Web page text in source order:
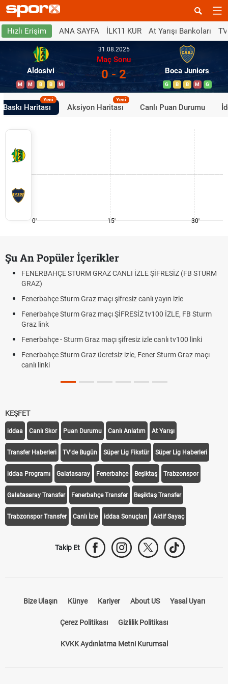
Hızlı Erişim ANA SAYFA İLK11 KUR At Yarışı Bankoları
Aldosivi
M M B B M
31.08.2025
Maç Sonu
0 - 2 Boca Juniors
G B B M G
Baskı Haritası
Yeni
Aksiyon Haritası
Yeni
Canlı Puan Durumu
0' 15' 30'
Şu An Popüler İçerikler
FENERBAHÇE STURM GRAZ CANLI İZLE ŞİFRESİZ (FB STURM
GRAZ)
Fenerbahçe Sturm Graz maçı şifresiz canlı yayın izle
Fenerbahçe Sturm Graz maçı ŞİFRESİZ tv100 İZLE, FB Sturm
Graz link
Fenerbahçe - Sturm Graz maçı şifresiz izle canlı tv100 linki
Fenerbahçe Sturm Graz ücretsiz izle, Fener Sturm Graz maçı
canlı linki
KEŞFET
iddaa Canlı Skor Puan Durumu Canlı Anlatım At Yarışı
Transfer Haberleri TV'de Bugün Süper Lig Fikstür Süper Lig Haberleri
iddaa Programı Galatasaray Fenerbahçe Beşiktaş Trabzonspor
Galatasaray Transfer Fenerbahçe Transfer Beşiktaş Transfer
Trabzonspor Transfer Canlı İzle iddaa Sonuçları Aktif Sayaç
Takip Et
Bize Ulaşın Künye Kariyer About US Yasal Uyarı
Çerez Politikası Gizlilik Politikası
KVKK Aydınlatma Metni Kurumsal